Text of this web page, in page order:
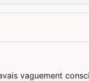
vaguement